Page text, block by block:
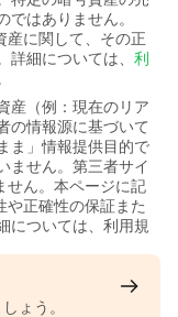
はありません。
産に関して、その正
細については、 利
産（例：現在のリア
の情報源に基づいて
ま」情報提供目的で
ません。第三者サイ
せん。本ページに記
や正確性の保証また
については、利用規
ょう。